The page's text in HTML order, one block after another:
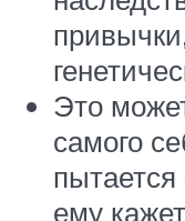
Это
самого
пытается
ему